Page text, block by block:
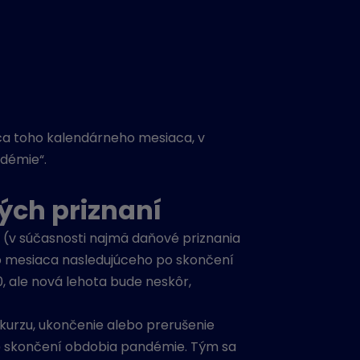
toho kalendárneho mesiaca, v
priznaní
súčasnosti najmä daňové priznania
mesiaca nasledujúceho po skončení
ale nová lehota bude neskôr,
ukončenie alebo prerušenie
obdobia pandémie. Tým sa